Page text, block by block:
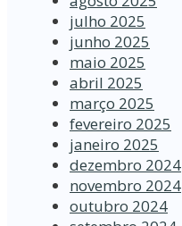
julho 2025
junho 2025
maio 2025
abril 2025
março 2025
fevereiro 2025
janeiro 2025
dezembro 2024
novembro 2024
outubro 2024